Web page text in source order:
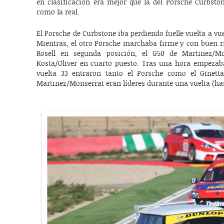
en clasificación era mejor que la del Porsche
como la real.
El Porsche de Curbstone iba perdiendo fuelle vuelta a
Mientras, el otro Porsche marchaba firme y con buen
Rosell en segunda posición, el G50 de Martinez/
Kosta/Oliver en cuarto puesto. Tras una hora
vuelta 33 entraron tanto el Porsche como el
Martinez/Monserrat eran líderes durante una vuelta